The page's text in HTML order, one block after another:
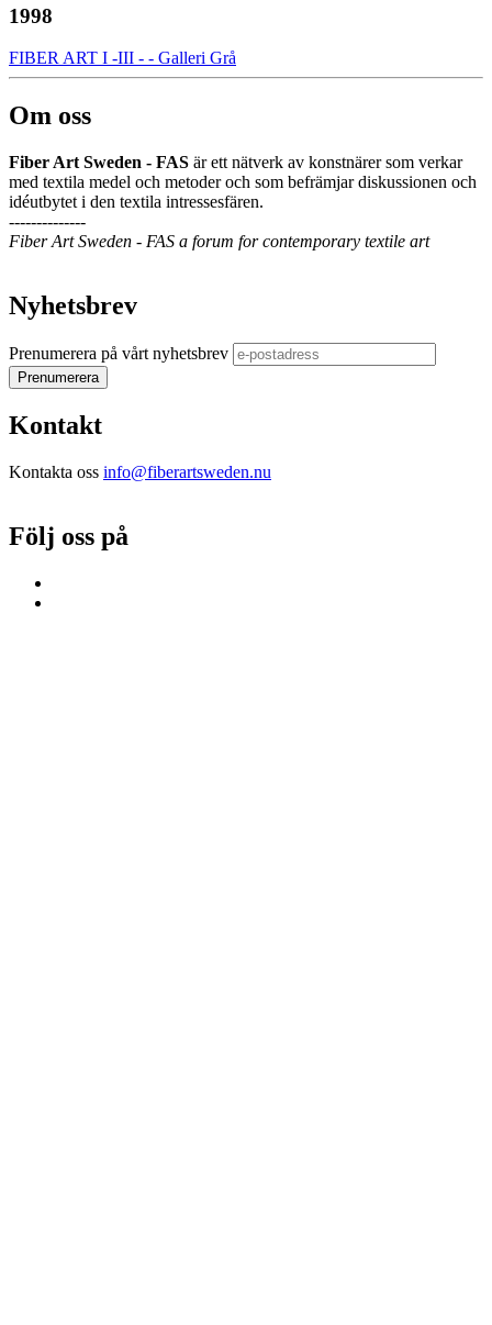
1998
FIBER ART I -III - - Galleri Grå
Om oss
Fiber Art Sweden - FAS är ett nätverk av konstnärer som verkar
med textila medel och metoder och som befrämjar diskussionen och
idéutbytet i den textila intressesfären.
--------------
Fiber Art Sweden - FAS a forum for contemporary textile art
Nyhetsbrev
Prenumerera på vårt nyhetsbrev
Kontakt
Kontakta oss info@fiberartsweden.nu
Följ oss på